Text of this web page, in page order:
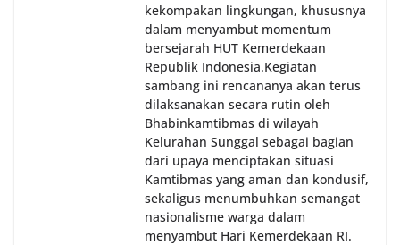
kekompakan lingkungan, khususnya
dalam menyambut momentum
bersejarah HUT Kemerdekaan
Republik Indonesia.‎Kegiatan
sambang ini rencananya akan terus
dilaksanakan secara rutin oleh
Bhabinkamtibmas di wilayah
Kelurahan Sunggal sebagai bagian
dari upaya menciptakan situasi
Kamtibmas yang aman dan kondusif,
sekaligus menumbuhkan semangat
nasionalisme warga dalam
menyambut Hari Kemerdekaan RI.